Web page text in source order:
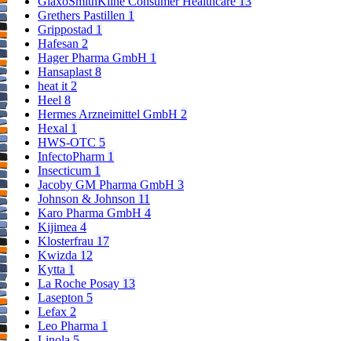
Grethers Pastillen 1
Grippostad 1
Hafesan 2
Hager Pharma GmbH 1
Hansaplast 8
heat it 2
Heel 8
Hermes Arzneimittel GmbH 2
Hexal 1
HWS-OTC 5
InfectoPharm 1
Insecticum 1
Jacoby GM Pharma GmbH 3
Johnson & Johnson 11
Karo Pharma GmbH 4
Kijimea 4
Klosterfrau 17
Kwizda 12
Kytta 1
La Roche Posay 13
Lasepton 5
Lefax 2
Leo Pharma 1